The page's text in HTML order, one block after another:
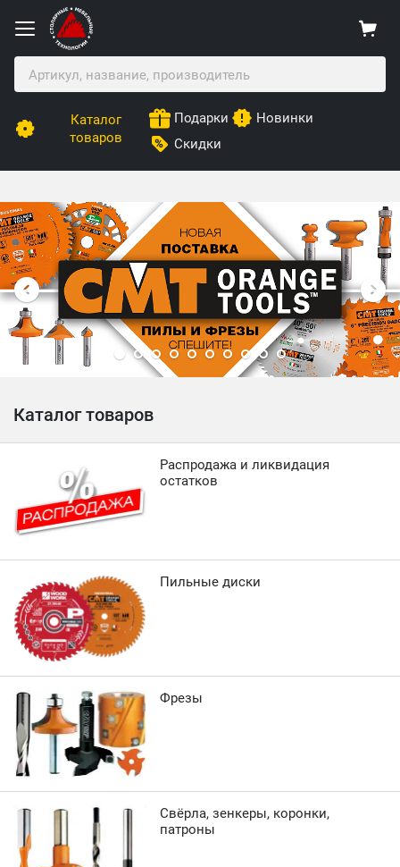
Каталог
товаров
Подарки
Новинки
Скидки
Столярные Мебельные Технологии
Каталог товаров
Распродажа и ликвидация
остатков
Пильные диски
Фрезы
Свёрла, зенкеры, коронки,
патроны